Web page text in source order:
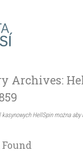
Archives:
HellSpin można aby